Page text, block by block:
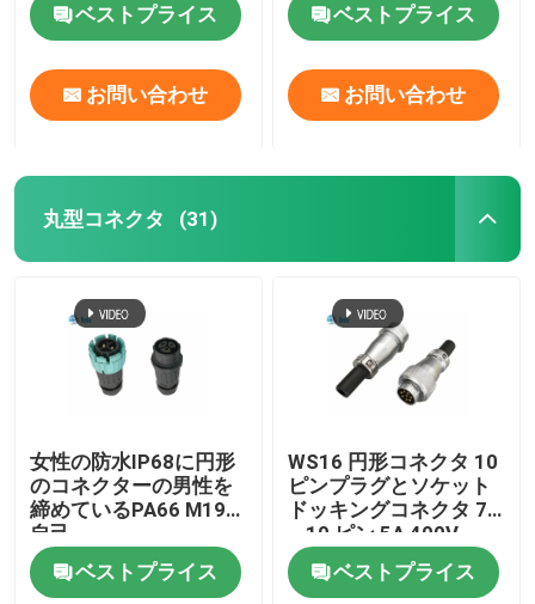
ベストプライス
お問い合わせ
ベストプライス
お問い合わせ
丸型コネクタ (31)
女性の防水IP68に円形
のコネクターの男性を
締めているPA66 M19の
自己
ベストプライス
WS16 円形コネクタ 10
ピンプラグとソケット
ドッキングコネクタ 7
~ 10 ピン 5A 400V
ベストプライス